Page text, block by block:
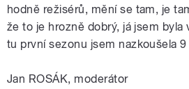
hodně režisérů, mění se tam, je
že to je hrozně dobrý, já jsem byla
tu první sezonu jsem nazkoušela
Jan ROSÁK, moderátor